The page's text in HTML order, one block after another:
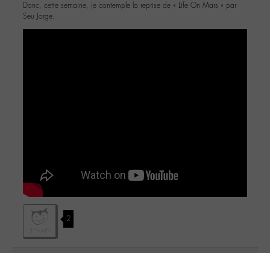
Donc, cette semaine, je contemple la reprise de « Life On Mars » par
Seu Jorge.
2